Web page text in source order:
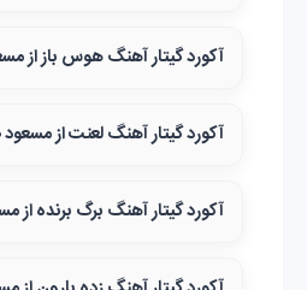
آکورد گیتار آهنگ هوس باز از
آکورد گیتار آهنگ لعنت از
آکورد گیتار آهنگ برگ برنده از